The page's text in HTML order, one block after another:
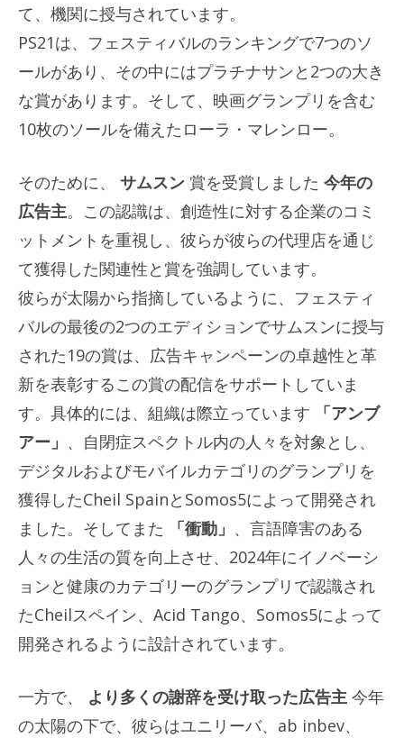
て、機関に授与されています。
PS21は、フェスティバルのランキングで7つのソ
ールがあり、その中にはプラチナサンと2つの大き
な賞があります。そして、映画グランプリを含む
10枚のソールを備えたローラ・マレンロー。
そのために、 サムスン 賞を受賞しました 今年の
広告主。この認識は、創造性に対する企業のコミ
ットメントを重視し、彼らが彼らの代理店を通じ
て獲得した関連性と賞を強調しています。
彼らが太陽から指摘しているように、フェスティ
バルの最後の2つのエディションでサムスンに授与
された19の賞は、広告キャンペーンの卓越性と革
新を表彰するこの賞の配信をサポートしていま
す。具体的には、組織は際立っています
「アンブ
アー」 、自閉症スペクトル内の人々を対象とし、
デジタルおよびモバイルカテゴリのグランプリを
獲得したCheil SpainとSomos5によって開発され
ました。そしてまた
「衝動」 、言語障害のある
人々の生活の質を向上させ、2024年にイノベーシ
ョンと健康のカテゴリーのグランプリで認識され
たCheilスペイン、Acid Tango、Somos5によって
開発されるように設計されています。
一方で、 より多くの謝辞を受け取った広告主 今年
の太陽の下で、彼らはユニリーバ、ab inbev、